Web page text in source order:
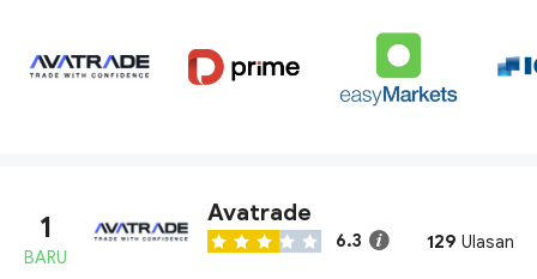
1
BARU
Avatrade
6.3 129 Ulasan